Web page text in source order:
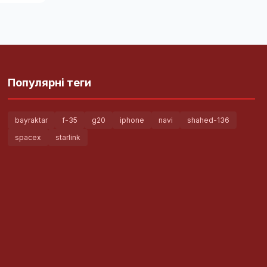
Популярні теги
bayraktar f-35 g20 iphone navi
shahed-136
spacex
starlink